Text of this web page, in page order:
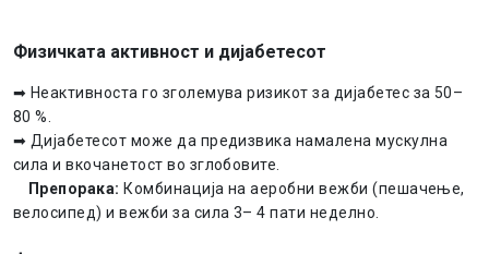
Физичката активност и дијабетесот
➡ Неактивноста го зголемува ризикот за дијабетес за 50–
80 %.
➡ Дијабетесот може да предизвика намалена мускулна
сила и вкочанетост во зглобовите.
Препорака: Комбинација на аеробни вежби (пешачење,
велосипед) и вежби за сила 3– 4 пати неделно.